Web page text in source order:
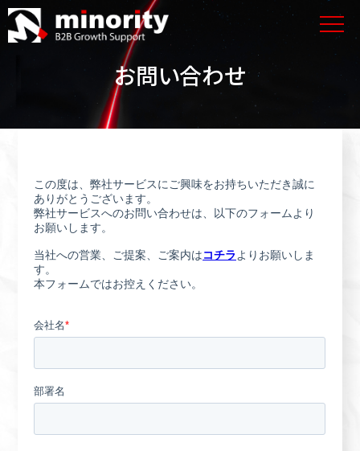
お問い合わせ